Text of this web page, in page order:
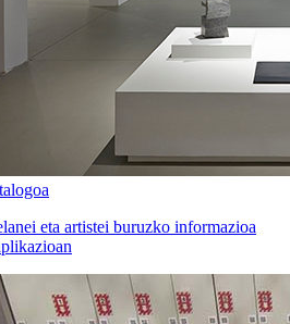
eta artistei buruzko informazioa